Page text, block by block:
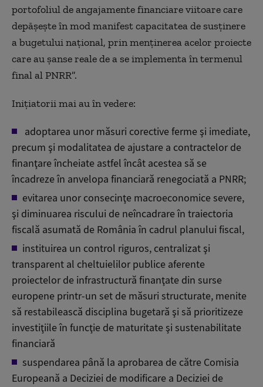
portofoliul de angajamente financiare viitoare care
depăşeşte în mod manifest capacitatea de susţinere
a bugetului naţional, prin menţinerea acelor proiecte
care au şanse reale de a se implementa în termenul
final al PNRR”.
Iniţiatorii mai au în vedere:
adoptarea unor măsuri corective ferme şi imediate,
precum şi modalitatea de ajustare a contractelor de
finanţare încheiate astfel încât acestea să se
încadreze în anvelopa financiară renegociată a PNRR;
evitarea unor consecinţe macroeconomice severe,
şi diminuarea riscului de neîncadrare în traiectoria
fiscală asumată de România în cadrul planului fiscal,
instituirea un control riguros, centralizat şi
transparent al cheltuielilor publice aferente
proiectelor de infrastructură finanţate din surse
europene printr-un set de măsuri structurate, menite
să restabilească disciplina bugetară şi să prioritizeze
investiţiile în funcţie de maturitate şi sustenabilitate
financiară
suspendarea până la aprobarea de către Comisia
Europeană a Deciziei de modificare a Deciziei de